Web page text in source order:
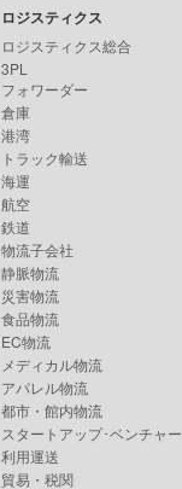
ロジスティクス
ロジスティクス総合
3PL
フォワーダー
倉庫
港湾
トラック輸送
海運
航空
鉄道
物流子会社
静脈物流
災害物流
食品物流
EC物流
メディカル物流
アパレル物流
都市・館内物流
スタートアップ･ベンチャー
利用運送
貿易・税関